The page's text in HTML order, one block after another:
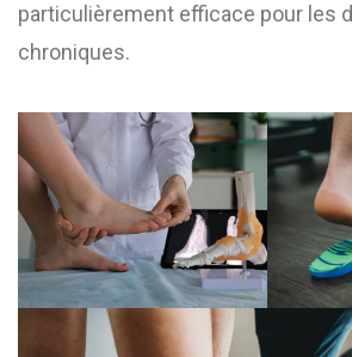
particulièrement efficace pour les
chroniques.